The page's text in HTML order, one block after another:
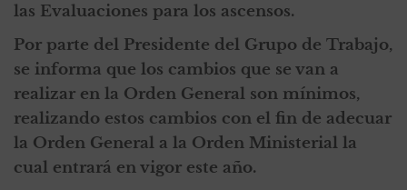
las Evaluaciones para los ascensos.
Por parte del Presidente del Grupo de Trabajo,
se informa que los cambios que se van a
realizar en la Orden General son mínimos,
realizando estos cambios con el fin de adecuar
la Orden General a la Orden Ministerial la
cual entrará en vigor este año.